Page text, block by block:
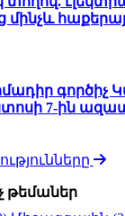
մինչև
7-ին
թեմաներ